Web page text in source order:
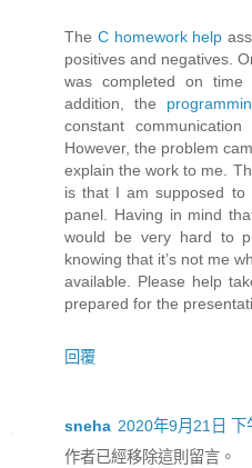
The C homework help
positives and negatives.
was completed on
addition, the
constant
However, the problem
explain the work to me.
is that I am supposed to
panel. Having in mind
would be very hard to
knowing that it’s not me
available. Please help
prepared for the
回覆
sneha 2020年9月21日 下
作者已經移除這則留言。